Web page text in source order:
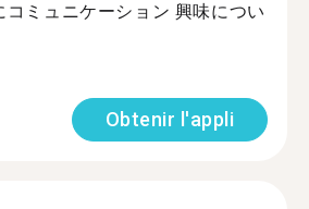
コミュニケーション 興味につい
Obtenir l'appli